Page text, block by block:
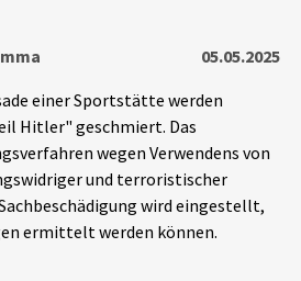
05.05.2025
einer Sportstätte werden
Hitler" geschmiert. Das
wegen Verwendens von
und terroristischer
wird eingestellt,
ermittelt werden können.